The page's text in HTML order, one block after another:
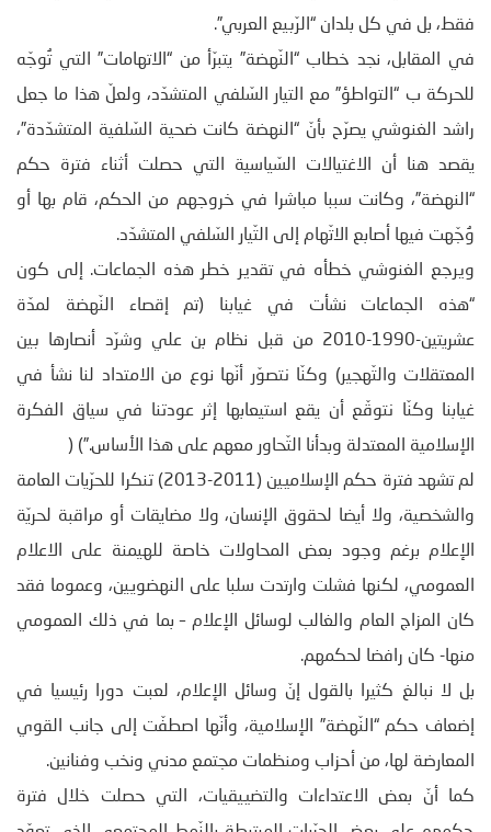
فقط، بل في كل بلدان “الرّبيع العربي”.
في المقابل، نجد خطاب “النّهضة” يتبرّأ من “الاتهامات” التي تُوجّه
للحركة ب “التواطؤ” مع التيار السّلفي المتشدّد، ولعلّ هذا ما جعل
راشد الغنوشي يصرّح بأنّ “النهضة كانت ضحية السّلفية المتشدّدة”،
يقصد هنا أن الاغتيالات السّياسية التي حصلت أثناء فترة حكم
“النهضة”، وكانت سببا مباشرا في خروجهم من الحكم، قام بها أو
وُجّهت فيها أصابع الاتّهام إلى التّيار السّلفي المتشدّد.
ويرجع الغنوشي خطأه في تقدير خطر هذه الجماعات. إلى كون
“هذه الجماعات نشأت في غيابنا (تم إقصاء النّهضة لمدّة
عشريتين-1990-2010 من قبل نظام بن علي وشرّد أنصارها بين
المعتقلات والتّهجير) وكنّا نتصوّر أنّها نوع من الامتداد لنا نشأ في
غيابنا وكنّا نتوقّع أن يقع استيعابها إثر عودتنا في سياق الفكرة
الإسلامية المعتدلة وبدأنا التّحاور معهم على هذا الأساس.”) (
لم تشهد فترة حكم الإسلاميين (2011-2013) تنكرا للحرّيات العامة
والشخصية، ولا أيضا لحقوق الإنسان، ولا مضايقات أو مراقبة لحريّة
الإعلام برغم وجود بعض المحاولات خاصة للهيمنة على الاعلام
العمومي، لكنها فشلت وارتدت سلبا على النهضويين، وعموما فقد
كان المزاج العام والغالب لوسائل الإعلام – بما في ذلك العمومي
منها- كان رافضا لحكمهم.
بل لا نبالغ كثيرا بالقول إنّ وسائل الإعلام، لعبت دورا رئيسيا في
إضعاف حكم “النّهضة” الإسلامية، وأنّها اصطفّت إلى جانب القوي
المعارضة لها، من أحزاب ومنظمات مجتمع مدني ونخب وفنانين.
كما أنّ بعض الاعتداءات والتضييقيات، التي حصلت خلال فترة